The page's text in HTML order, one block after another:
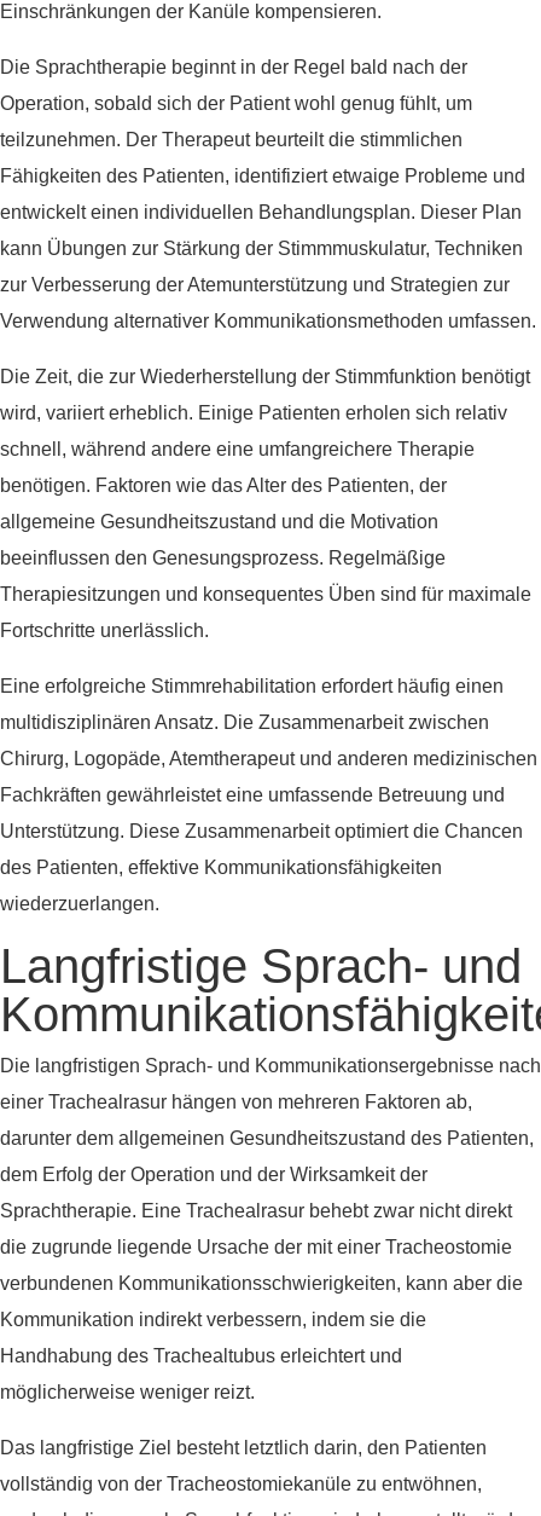
Einschränkungen der Kanüle kompensieren.
Die Sprachtherapie beginnt in der Regel bald nach der
Operation, sobald sich der Patient wohl genug fühlt, um
teilzunehmen. Der Therapeut beurteilt die stimmlichen
Fähigkeiten des Patienten, identifiziert etwaige Probleme und
entwickelt einen individuellen Behandlungsplan. Dieser Plan
kann Übungen zur Stärkung der Stimmmuskulatur, Techniken
zur Verbesserung der Atemunterstützung und Strategien zur
Verwendung alternativer Kommunikationsmethoden umfassen.
Die Zeit, die zur Wiederherstellung der Stimmfunktion benötigt
wird, variiert erheblich. Einige Patienten erholen sich relativ
schnell, während andere eine umfangreichere Therapie
benötigen. Faktoren wie das Alter des Patienten, der
allgemeine Gesundheitszustand und die Motivation
beeinflussen den Genesungsprozess. Regelmäßige
Therapiesitzungen und konsequentes Üben sind für maximale
Fortschritte unerlässlich.
Eine erfolgreiche Stimmrehabilitation erfordert häufig einen
multidisziplinären Ansatz. Die Zusammenarbeit zwischen
Chirurg, Logopäde, Atemtherapeut und anderen medizinischen
Fachkräften gewährleistet eine umfassende Betreuung und
Unterstützung. Diese Zusammenarbeit optimiert die Chancen
des Patienten, effektive Kommunikationsfähigkeiten
wiederzuerlangen.
Langfristige Sprach- und
Die langfristigen Sprach- und Kommunikationsergebnisse nach
einer Trachealrasur hängen von mehreren Faktoren ab,
darunter dem allgemeinen Gesundheitszustand des Patienten,
dem Erfolg der Operation und der Wirksamkeit der
Sprachtherapie. Eine Trachealrasur behebt zwar nicht direkt
die zugrunde liegende Ursache der mit einer Tracheostomie
verbundenen Kommunikationsschwierigkeiten, kann aber die
Kommunikation indirekt verbessern, indem sie die
Handhabung des Trachealtubus erleichtert und
möglicherweise weniger reizt.
Das langfristige Ziel besteht letztlich darin, den Patienten
vollständig von der Tracheostomiekanüle zu entwöhnen,